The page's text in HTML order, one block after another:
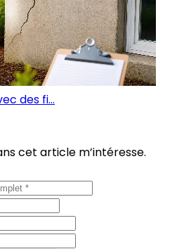
des fi...
cet article m’intéresse.